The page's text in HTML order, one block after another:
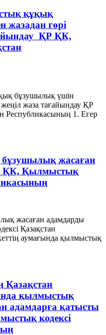
құқық
жазадан гөрі
ҚР ҚК,
бұзушылық үшін
жеңiл жаза тағайындау ҚР
Республикасының 1. Егер
жасаған
ҚК, Қылмыстық
жасаған адамдарды
Қазақстан
аумағында қылмыстық
қылмыстық
адамдарға қатысты
кодексi